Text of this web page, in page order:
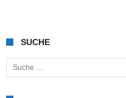
SUCHE
Suche nach: